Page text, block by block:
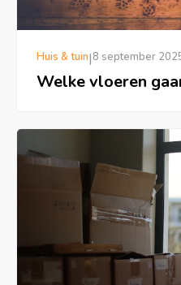
Huis & tuin|8 september
Welke vloeren